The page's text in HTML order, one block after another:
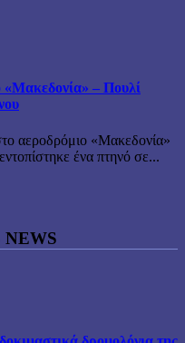
– Πουλί
αεροδρόμιο «Μακεδονία»
ένα πτηνό σε...